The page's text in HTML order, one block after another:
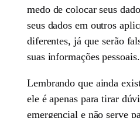
medo de colocar seus
seus dados em outros
diferentes, já que serão
suas informações pessoais.
Lembrando que ainda
ele é apenas para tirar
emergencial e não serve